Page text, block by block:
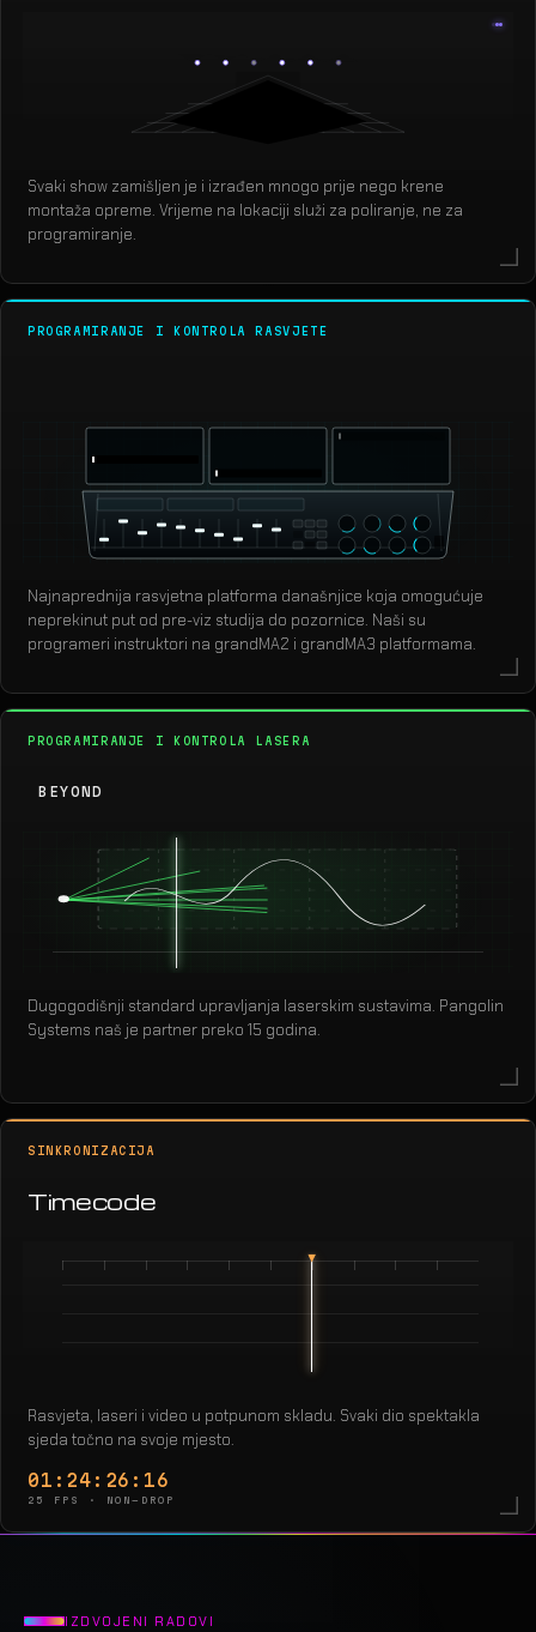
Svaki show zamišljen je i izrađen mnogo prije nego krene
montaža opreme. Vrijeme na lokaciji služi za poliranje, ne za
programiranje.
PROGRAMIRANJE I KONTROLA RASVJETE
Najnaprednija rasvjetna platforma današnjice koja omogućuje
neprekinut put od pre-viz studija do pozornice. Naši su
programeri instruktori na grandMA2 i grandMA3 platformama.
PROGRAMIRANJE I KONTROLA LASERA
BEYOND
Dugogodišnji standard upravljanja laserskim sustavima. Pangolin
Systems naš je partner preko 15 godina.
SINKRONIZACIJA
Timecode
Rasvjeta, laseri i video u potpunom skladu. Svaki dio spektakla
sjeda točno na svoje mjesto.
01:24:28:16
25 FPS · NON-DROP
IZDVOJENI RADOVI